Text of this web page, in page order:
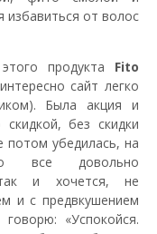
избавиться от волос
продукта Fito
сайт легко
Была акция и
без скидки
потом убедилась, на
все довольно
и хочется, не
и с предвкушением
«Успокойся.